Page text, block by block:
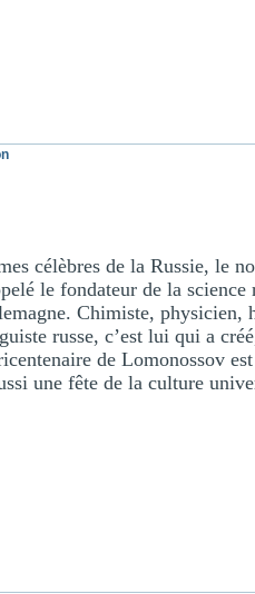
célèbres de la Russie, le
le fondateur de la
Chimiste, physicien,
russe, c’est lui qui a
de Lomonossov
une fête de la culture